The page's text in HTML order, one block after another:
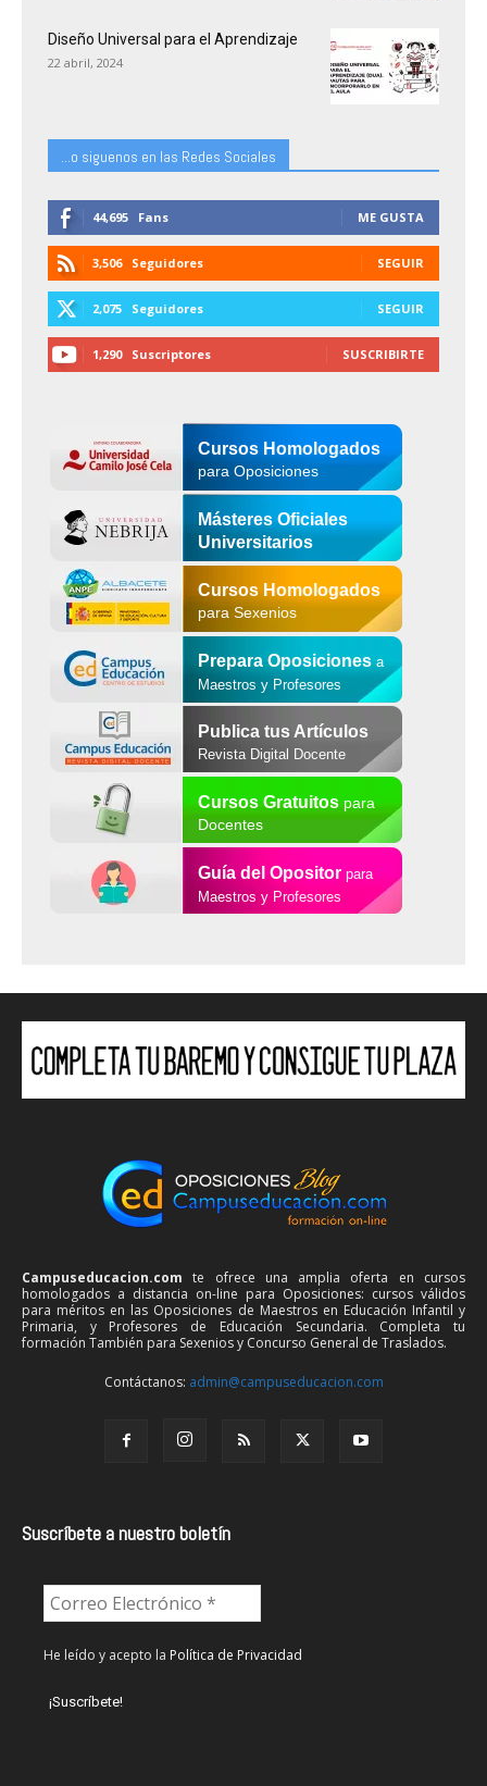
Diseño Universal para el Aprendizaje
22 abril, 2024
...o siguenos en las Redes Sociales
44,695 Fans ME GUSTA
3,506 Seguidores SEGUIR
2,075 Seguidores SEGUIR
1,290 Suscriptores SUSCRIBIRTE
Cursos Homologados
para Oposiciones
Másteres Oficiales
Universitarios
Cursos Homologados
para Sexenios
Prepara Oposiciones a
Maestros y Profesores
Publica tus Artículos
Revista Digital Docente
Cursos Gratuitospara
Docentes
Guía del Opositor para
Maestros y Profesores
Campuseducacion.com te ofrece una amplia oferta en cursos
homologados a distancia on-line para Oposiciones: cursos válidos
para méritos en las Oposiciones de Maestros en Educación Infantil y
Primaria, y Profesores de Educación Secundaria. Completa tu
formación También para Sexenios y Concurso General de Traslados.
Contáctanos: admin@campuseducacion.com
Suscríbete a nuestro boletín
He leído y acepto la Política de Privacidad